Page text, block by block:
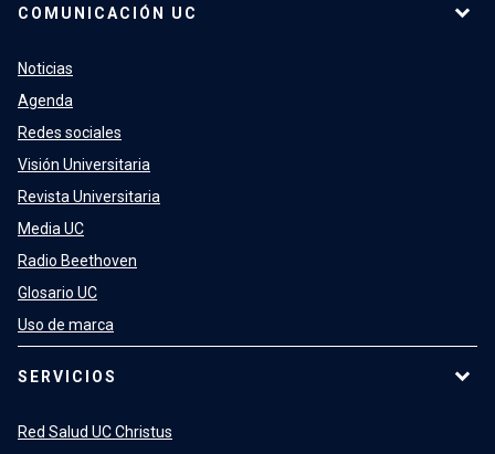
COMUNICACIÓN UC
Noticias
Agenda
Redes sociales
Visión Universitaria
Revista Universitaria
Media UC
Radio Beethoven
Glosario UC
Uso de marca
SERVICIOS
Red Salud UC Christus